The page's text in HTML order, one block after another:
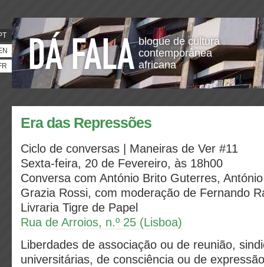
blogue de cultura
contemporânea
africana
Era das Repressões
Ciclo de conversas | Maneiras de Ver #11
Sexta-feira, 20 de Fevereiro, às 18h00
Conversa com António Brito Guterres,
Grazia Rossi, com moderação de Fernando
Livraria Tigre de Papel
Rua de Arroios, n.º 25 (Lisboa)
Liberdades de associação ou de reunião,
universitárias, de consciência ou de